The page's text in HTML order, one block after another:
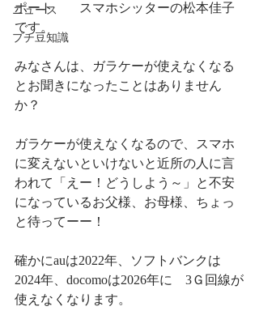
ニュース
プチ豆知識
ポート　　スマホシッターの松本佳子
です。
みなさんは、ガラケーが使えなくなる
とお聞きになったことはありません
か？
ガラケーが使えなくなるので、スマホ
に変えないといけないと近所の人に言
われて「えー！どうしよう～」と不安
になっているお父様、お母様、ちょっ
と待ってーー！
確かにauは2022年、ソフトバンクは
2024年、docomoは2026年に　3Ｇ回線が
使えなくなります。